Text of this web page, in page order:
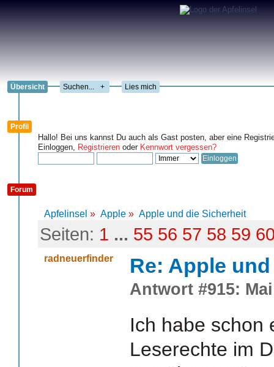
Übersicht + Lies mich
Profil
Hallo! Bei uns kannst Du auch als Gast posten, aber eine
Einloggen, Registrieren oder Kennwort vergessen?
Forum
Apfelinsel » Apple » Apple und die Sicherheit
Seiten: 1 ... 55 56 57 58 59
radneuerfinder Re: Apple
Antwort #915:
Ich habe schon
Leserechte im